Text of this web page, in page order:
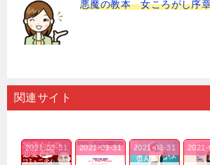
悪魔の教本 女ころがし序
関連サイト
2021-03-31 2021-03-31 2021-03-31 2021-